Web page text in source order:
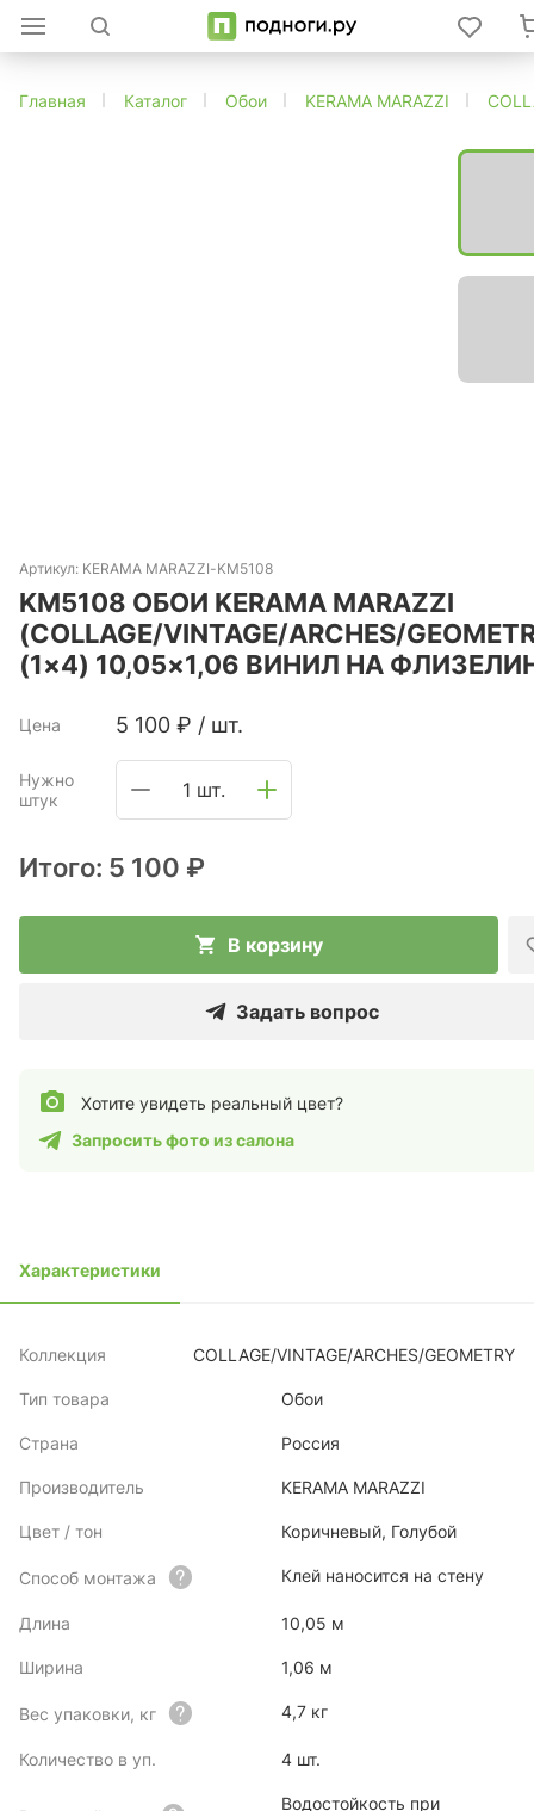
Главная Каталог Обои KERAMA MARAZZI
Артикул: KERAMA MARAZZI-KM5108
KM5108 ОБОИ KERAMA MARAZZI
(COLLAGE/VINTAGE/ARCHES/
(1×4) 10,05×1,06 ВИНИЛ НА
Цена 5 100 ₽ / шт.
Нужно
штук
1 шт.
Итого: 5 100 ₽
В корзину
Задать вопрос
Хотите увидеть реальный цвет?
Запросить фото из салона
Характеристики
Коллекция COLLAGE/VINTAGE/ARCHES/GEOMETRY
Тип товара Обои
Страна Россия
Производитель KERAMA MARAZZI
Цвет / тон Коричневый, Голубой
Способ монтажа Клей наносится на стену
Длина 10,05 м
Ширина 1,06 м
Вес упаковки, кг 4,7 кг
Количество в уп. 4 шт.
Водостойкость при